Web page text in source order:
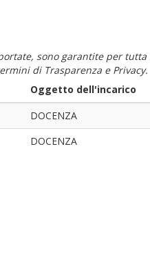
sono garantite per
di Trasparenza e Privacy.
Oggetto dell'incarico
DOCENZA
DOCENZA